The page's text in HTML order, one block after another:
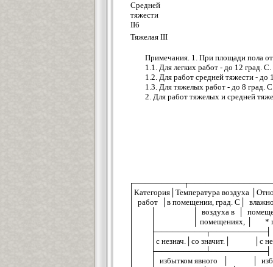
Средней
тяжести
IIб
Тяжелая III
Примечания. 1. При площади пола
1.1. Для легких работ - до 12 град. C.
1.2. Для работ средней тяжести - до
1.3. Для тяжелых работ - до 8 град.
2. Для работ тяжелых и средней
│Категория│Температура воздуха
│ работ │в помещении, град. C│
│ │ │ воздуха в │
│ │ │ помещениях, │ *
│ ├─────────┬──────────┤
│ │с незнач.│со значит.│ │с
│
│ │ избытком явного │ │